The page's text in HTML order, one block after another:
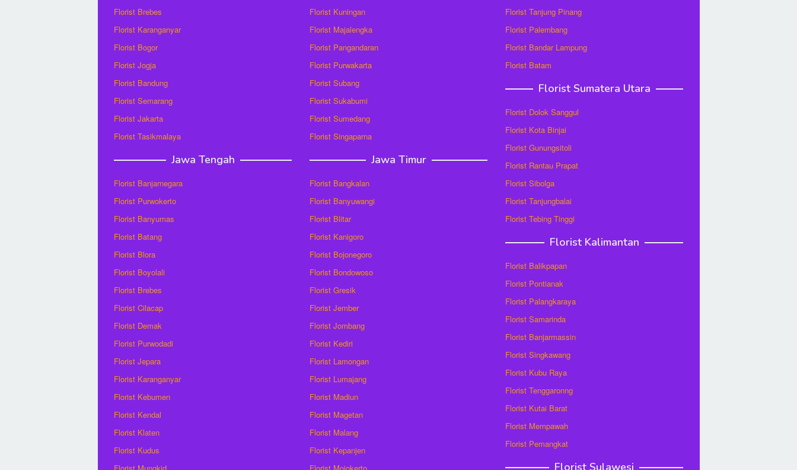
Florist Brebes
Florist Karanganyar
Florist Bogor
Florist Jogja
Florist Bandung
Florist Semarang
Florist Jakarta
Florist Tasikmalaya
Jawa Tengah
Florist Banjarnegara
Florist Purwokerto
Florist Banyumas
Florist Batang
Florist Blora
Florist Boyolali
Florist Brebes
Florist Cilacap
Florist Demak
Florist Purwodadi
Florist Jepara
Florist Karanganyar
Florist Kebumen
Florist Kendal
Florist Klaten
Florist Kudus
Florist Mungkid
Florist Kuningan
Florist Majalengka
Florist Pangandaran
Florist Purwakarta
Florist Subang
Florist Sukabumi
Florist Sumedang
Florist Singaparna
Jawa Timur
Florist Bangkalan
Florist Banyuwangi
Florist Blitar
Florist Kanigoro
Florist Bojonegoro
Florist Bondowoso
Florist Gresik
Florist Jember
Florist Jombang
Florist Kediri
Florist Lamongan
Florist Lumajang
Florist Madiun
Florist Magetan
Florist Malang
Florist Kepanjen
Florist Mojokerto
Florist Tanjung Pinang
Florist Palembang
Florist Bandar Lampung
Florist Batam
Florist Sumatera Utara
Florist Dolok Sanggul
Florist Kota Binjai
Florist Gunungsitoli
Florist Rantau Prapat
Florist Sibolga
Florist Tanjungbalai
Florist Tebing Tinggi
Florist Kalimantan
Florist Balikpapan
Florist Pontianak
Florist Palangkaraya
Florist Samarinda
Florist Banjarmassin
Florist Singkawang
Florist Kubu Raya
Florist Tenggaronng
Florist Kutai Barat
Florist Mempawah
Florist Pemangkat
Florist Sulawesi